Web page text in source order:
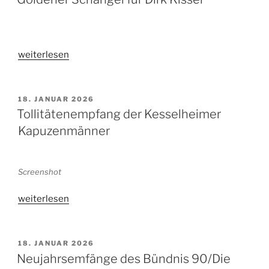
„Goldener
Dirk
Kissel“
weiterlesen
VERÖFFENTLICHT
AM
18. JANUAR 2026
Tollitätenempfang der Kesselheimer
Kapuzenmänner
Screenshot
„Tollitätenempfang
Kapuzenmänner“
weiterlesen
VERÖFFENTLICHT
AM
18. JANUAR 2026
Neujahrsemfänge des Bündnis 90/Die